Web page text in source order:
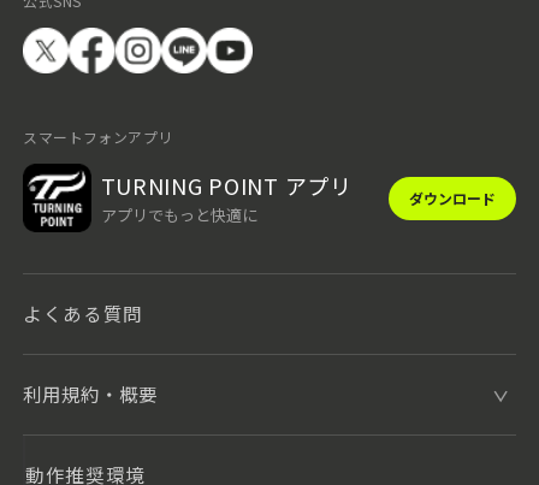
スマートフォンアプリ
TURNING POINT アプリ
アプリでもっと快適に
ダウンロード
よくある質問
利用規約・概要
動作推奨環境